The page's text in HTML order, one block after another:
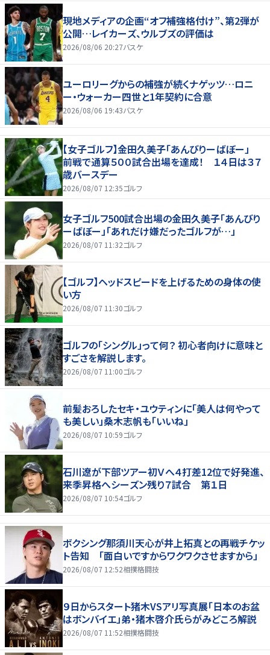
現地メディアの企画“オフ補強格付け”、第2弾が
公開…レイカーズ、ウルブズの評価は
2026/08/06 20:27バスケ
ユーロリーグからの補強が続くナゲッツ…ロニ
ー・ウォーカー四世と1年契約に合意
2026/08/06 19:43バスケ
【女子ゴルフ】金田久美子「あんびりーばぼー」
前戦で通算５００試合出場を達成！ １４日は３７
歳バースデー
2026/08/07 12:35ゴルフ
女子ゴルフ500試合出場の金田久美子「あんびり
ーばぼー」「あれだけ嫌だったゴルフが…」
2026/08/07 11:32ゴルフ
【ゴルフ】ヘッドスピードを上げるための身体の使
い方
2026/08/07 11:30ゴルフ
ゴルフの「シングル」って何？ 初心者向けに意味と
すごさを解説します。
2026/08/07 11:00ゴルフ
前髪おろしたセキ・ユウティンに「美人は何やって
も美しい」桑木志帆も「いいね」
2026/08/07 10:59ゴルフ
石川遼が下部ツアー初Ｖへ４打差12位で好発進、
来季昇格へシーズン残り７試合 第１日
2026/08/07 10:54ゴルフ
ボクシング那須川天心が井上拓真との再戦チケッ
ト告知 「面白いですからワクワクさせますから」
2026/08/07 12:52相撲格闘技
９日からスタート猪木VSアリ写真展「日本のお盆
はボンバイエ」弟・猪木啓介氏らがみどころ解説
2026/08/07 11:52相撲格闘技